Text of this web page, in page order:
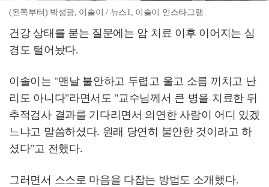
(왼쪽부터) 박성광, 이솔이 / 뉴스1, 이솔이 인스타그램
건강 상태를 묻는 질문에는 암 치료 이후 이어지는 심
경도 털어놨다.
이솔이는 "맨날 불안하고 두렵고 울고 소름 끼치고 난
리도 아니다"라면서도 "교수님께서 큰 병을 치료한 뒤
추적검사 결과를 기다리면서 의연한 사람이 어디 있겠
느냐고 말씀하셨다. 원래 당연히 불안한 것이라고 하
셨다"고 전했다.
그러면서 스스로 마음을 다잡는 방법도 소개했다.